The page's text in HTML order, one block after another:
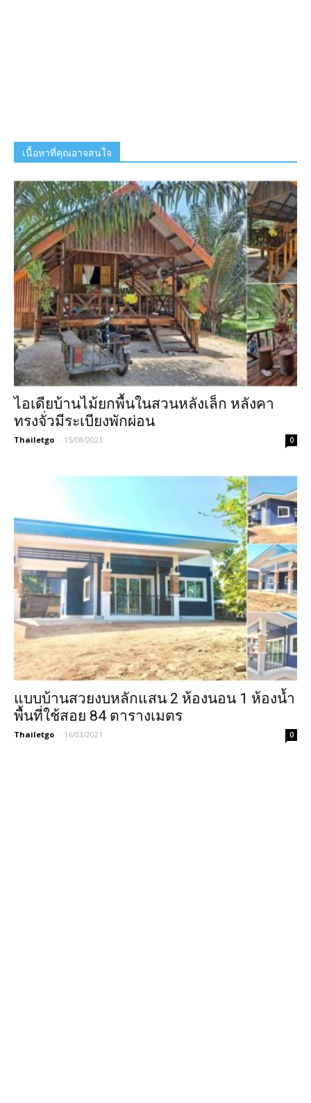
เนื้อหาที่คุณอาจสนใจ
ไอเดียบ้านไม้ยกพื้นในสวนหลังเล็ก หลังคา
ทรงจั่วมีระเบียงพักผ่อน
Thailetgo - 15/08/2021 0
แบบบ้านสวยงบหลักแสน 2 ห้องนอน 1 ห้องน้ำ
พื้นที่ใช้สอย 84 ตารางเมตร
Thailetgo - 16/03/2021 0